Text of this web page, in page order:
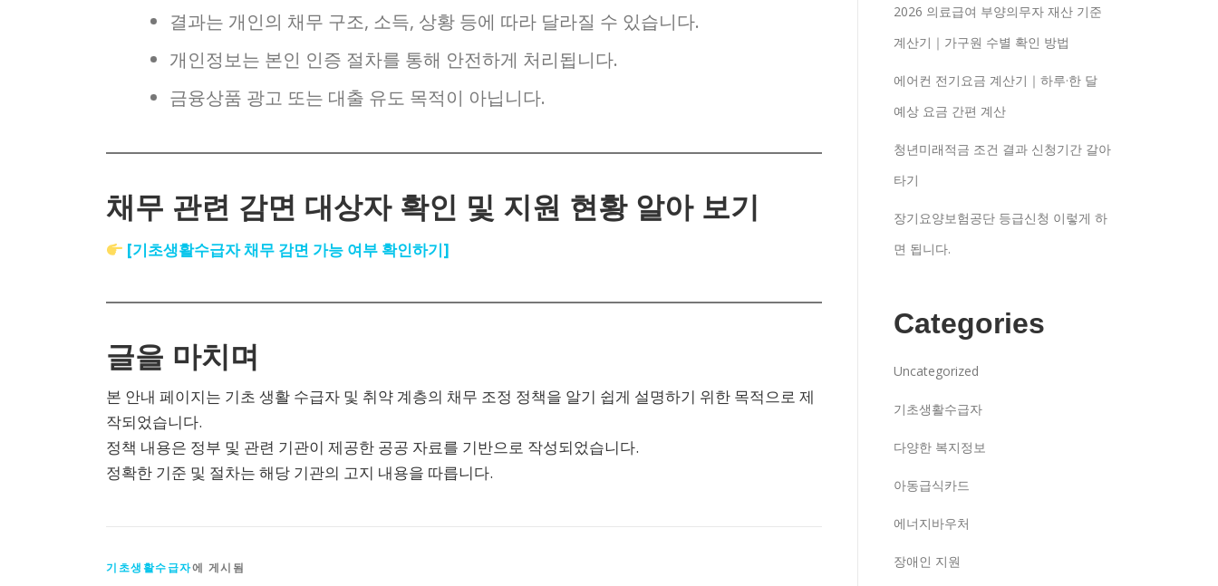
결과는 개인의 채무 구조, 소득, 상황 등에 따라 달라질 수 있습니다.
개인정보는 본인 인증 절차를 통해 안전하게 처리됩니다.
금융상품 광고 또는 대출 유도 목적이 아닙니다.
채무 관련 감면 대상자 확인 및 지원 현황 알아 보기
[기초생활수급자 채무 감면 가능 여부 확인하기]
글을 마치며
본 안내 페이지는 기초 생활 수급자 및 취약 계층의 채무 조정 정책을 알기 쉽게 설명하기 위한 목적으로 제
작되었습니다.
정책 내용은 정부 및 관련 기관이 제공한 공공 자료를 기반으로 작성되었습니다.
정확한 기준 및 절차는 해당 기관의 고지 내용을 따릅니다.
기초생활수급자에 게시됨
2026 의료급여 부양의무자 재산 기준
계산기｜가구원 수별 확인 방법
에어컨 전기요금 계산기｜하루·한 달
예상 요금 간편 계산
청년미래적금 조건 결과 신청기간 갈아
타기
장기요양보험공단 등급신청 이렇게 하
면 됩니다.
Categories
Uncategorized
기초생활수급자
다양한 복지정보
아동급식카드
에너지바우처
장애인 지원